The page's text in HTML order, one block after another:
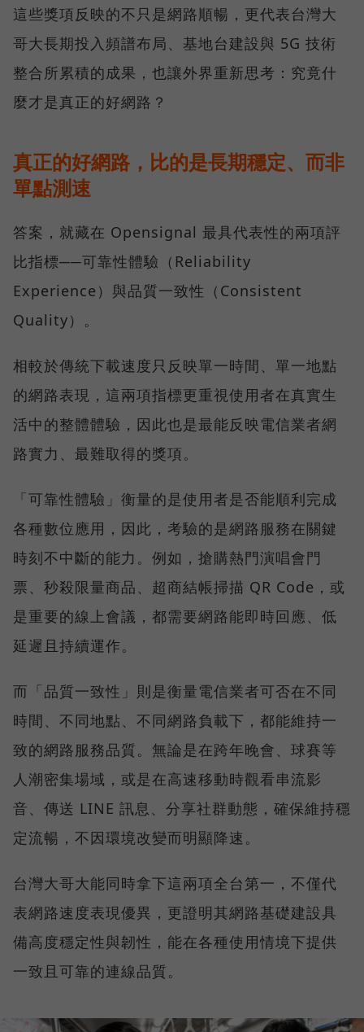
這些獎項反映的不只是網路順暢，更代表台灣大
哥大長期投入頻譜布局、基地台建設與 5G 技術
整合所累積的成果，也讓外界重新思考：究竟什
麼才是真正的好網路？
真正的好網路，比的是長期穩定、而非
單點測速
答案，就藏在 Opensignal 最具代表性的兩項評
比指標──可靠性體驗（Reliability
Experience）與品質一致性（Consistent
Quality）。
相較於傳統下載速度只反映單一時間、單一地點
的網路表現，這兩項指標更重視使用者在真實生
活中的整體體驗，因此也是最能反映電信業者網
路實力、最難取得的獎項。
「可靠性體驗」衡量的是使用者是否能順利完成
各種數位應用，因此，考驗的是網路服務在關鍵
時刻不中斷的能力。例如，搶購熱門演唱會門
票、秒殺限量商品、超商結帳掃描 QR Code，或
是重要的線上會議，都需要網路能即時回應、低
延遲且持續運作。
而「品質一致性」則是衡量電信業者可否在不同
時間、不同地點、不同網路負載下，都能維持一
致的網路服務品質。無論是在跨年晚會、球賽等
人潮密集場域，或是在高速移動時觀看串流影
音、傳送 LINE 訊息、分享社群動態，確保維持穩
定流暢，不因環境改變而明顯降速。
台灣大哥大能同時拿下這兩項全台第一，不僅代
表網路速度表現優異，更證明其網路基礎建設具
備高度穩定性與韌性，能在各種使用情境下提供
一致且可靠的連線品質。